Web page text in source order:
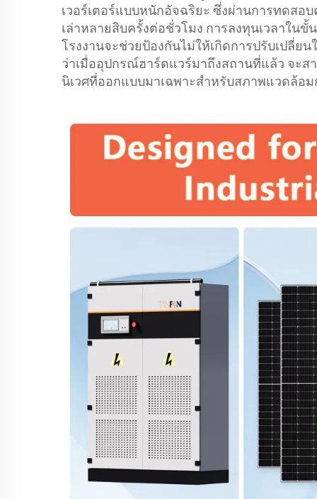
เวอร์เตอร์แบบหนักอัจฉริยะ ซึ่งผ่านการทดส
เล่าหลายสิบครั้งต่อชั่วโมง การลงทุนเวลาใ
โรงงานจะช่วยป้องกันไม่ให้เกิดการปรับเปลี่ย
ว่าเมื่ออุปกรณ์ฮาร์ดแวร์มาถึงสถานที่แล้ว จะ
นิเวศที่ออกแบบมาเฉพาะสำหรับสภาพแวดล้อ